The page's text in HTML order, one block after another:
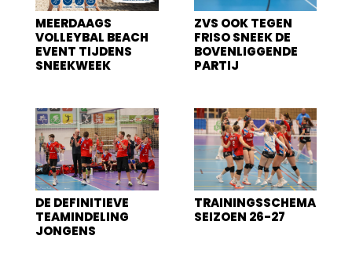
MEERDAAGS
VOLLEYBAL BEACH
EVENT TIJDENS
SNEEKWEEK
ZVS OOK TEGEN
FRISO SNEEK DE
BOVENLIGGENDE
PARTIJ
DE DEFINITIEVE
TEAMINDELING
JONGENS
TRAININGSSCHEMA
SEIZOEN 26-27